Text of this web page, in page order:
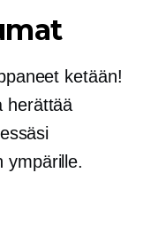
ketään!
herättää
ympärille.